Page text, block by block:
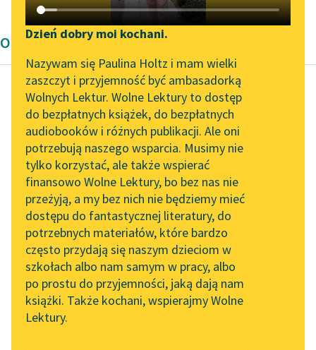
Katalog DAISY
Podkasty o książkach
Zgłoś brak utworu
Aktualności
„Prokurator Alicja Horn”
do słuchania
Byliśmy częścią AI Impact
Lab
Zapraszamy na spotkanie
online z tłumaczkami
literatury skandynawskiej
Spotkanie z Katarzyną
Tunkiel w Oslo
102. lata temu zmarł
Joseph Conrad
Narzędzia
Mapa Wolnych Lektur
Leśmianator
Przewodnik dla piszących i
czytających
API
OAI-PMH
Widget Wolnych Lektur
Przypisy
Dzień dobry moi kochani.
Nazywam się Paulina Holtz i mam wielki
zaszczyt i przyjemność być ambasadorką
Wolnych Lektur. Wolne Lektury to dostęp
do bezpłatnych książek, do bezpłatnych
audiobooków i różnych publikacji. Ale oni
potrzebują naszego wsparcia. Musimy nie
tylko korzystać, ale także wspierać
finansowo Wolne Lektury, bo bez nas nie
przeżyją, a my bez nich nie będziemy mieć
dostępu do fantastycznej literatury, do
potrzebnych materiałów, które bardzo
często przydają się naszym dzieciom w
szkołach albo nam samym w pracy, albo
po prostu do przyjemności, jaką dają nam
książki. Także kochani, wspierajmy Wolne
Lektury.
Opowiadanie Bolesław Prus
Bolesław Prus
Powracająca fala
W chwili przecież, gdy
zagniewany fabrykant
bawełnianych tkanin
zapragnąłby
wyrodnego jedynaka
wyprzeć się,
wydziedziczyć i...